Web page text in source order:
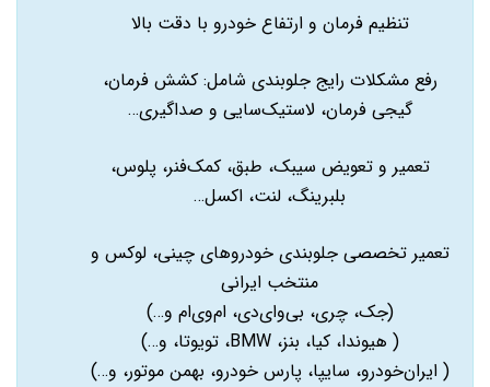
تنظیم فرمان و ارتفاع خودرو با دقت بالا
رفع مشکلات رایج جلوبندی شامل: کشش فرمان،
گیجی فرمان، لاستیک‌سایی و صداگیری…
تعمیر و تعویض سیبک، طبق، کمک‌فنر، پلوس،
بلبرینگ، لنت، اکسل…
تعمیر تخصصی جلوبندی خودروهای چینی، لوکس و
منتخب ایرانی
(جک، چری، بی‌وای‌دی، ام‌وی‌ام و…)
( هیوندا، کیا، بنز، BMW، تویوتا، و…)
( ایران‌خودرو، سایپا، پارس خودرو، بهمن موتور، و…)